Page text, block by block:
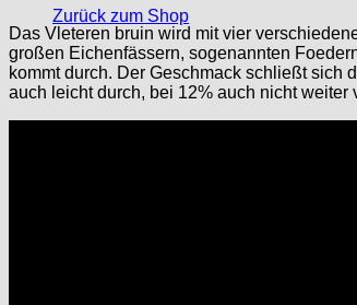
Zurück zum Shop
Das Vleteren bruin wird mit vier
großen Eichenfässern, sogenannten
kommt durch. Der Geschmack schließt sich
auch leicht durch, bei 12% auch nicht weiter